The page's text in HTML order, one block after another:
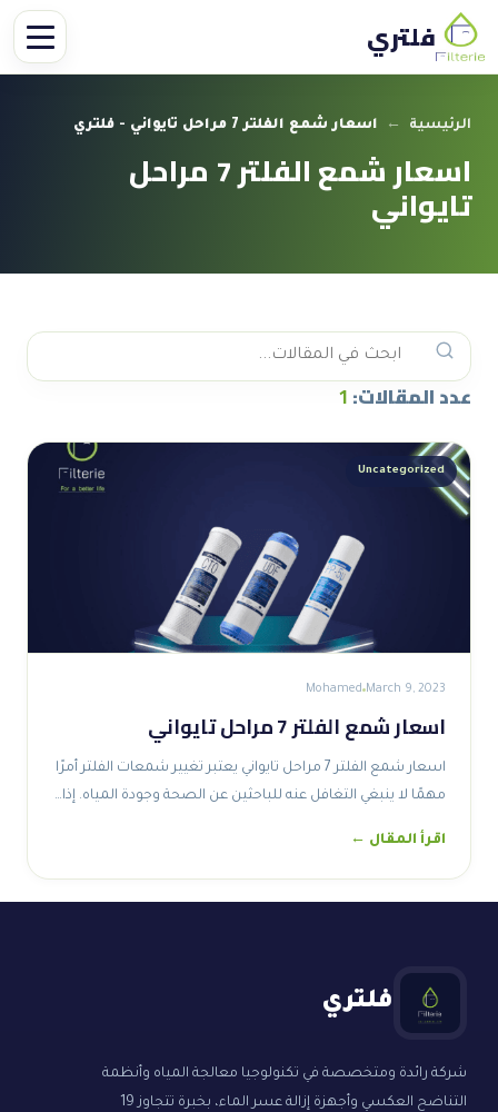
فلتري
الرئيسية ← اسعار شمع الفلتر 7 مراحل تايواني - فلتري
اسعار شمع الفلتر 7 مراحل
تايواني
عدد المقالات:1
Uncategorized
March 9, 2023
Mohamed
اسعار شمع الفلتر 7 مراحل تايواني
اسعار شمع الفلتر 7 مراحل تايواني يعتبر تغيير شمعات الفلتر أمرًا
مهمًا لا ينبغي التغافل عنه للباحثين عن الصحة وجودة المياه. إذا…
اقرأ المقال ←
فلتري
شركة رائدة ومتخصصة في تكنولوجيا معالجة المياه وأنظمة
التناضح العكسي وأجهزة إزالة عسر الماء، بخبرة تتجاوز 19